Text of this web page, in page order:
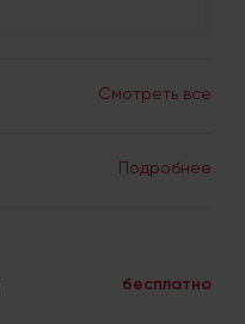
Смотреть все
Подробнее
бесплатно